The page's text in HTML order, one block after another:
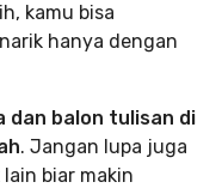
kamu bisa
hanya dengan
dan balon tulisan di
. Jangan lupa juga
biar makin